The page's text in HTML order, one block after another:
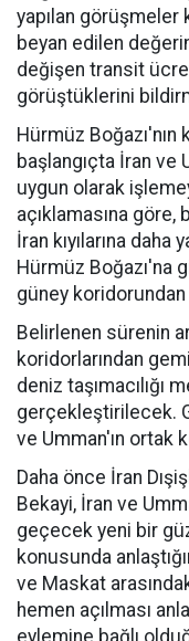
yapılan görüşmeler
beyan edilen
değişen transit
görüştüklerini
Hürmüz
başlangıçta İran ve
uygun olarak
açıklamasına
İran kıyılarına
Hürmüz Boğazı'na
güney koridorundan
Belirlenen sürenin
koridorlarından
deniz taşımacılığı
gerçekleştirilecek.
ve Umman'ın ortak
Daha önce İran
Bekayi, İran ve
geçecek yeni bir
konusunda
ve Maskat
hemen açılması
eylemine bağlı